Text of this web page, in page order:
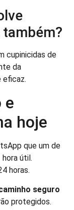
cupinicidas de
da
eficaz.
e
hoje
que um de
útil.
horas.
seguro
protegidos.